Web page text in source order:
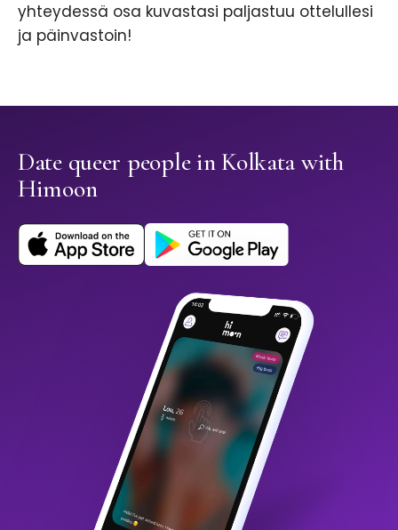
yhteydessä osa kuvastasi paljastuu ottelullesi
ja päinvastoin!
Date queer people in Kolkata with
Himoon